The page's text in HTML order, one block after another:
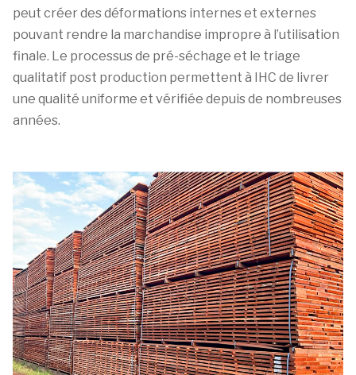
peut créer des déformations internes et externes
pouvant rendre la marchandise impropre à l’utilisation
finale. Le processus de pré-séchage et le triage
qualitatif post production permettent à IHC de livrer
une qualité uniforme et vérifiée depuis de nombreuses
années.